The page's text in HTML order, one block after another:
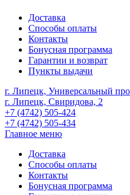
Доставка
Способы оплаты
Контакты
Бонусная программа
Гарантии и возврат
Пункты выдачи
г. Липецк, Универсальный
г. Липецк, Свиридова, 2
+7 (4742) 505-424
+7 (4742) 505-434
Главное меню
Доставка
Способы оплаты
Контакты
Бонусная программа